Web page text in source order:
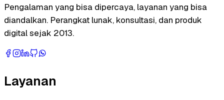
Pengalaman yang bisa dipercaya, layanan yang bisa
diandalkan. Perangkat lunak, konsultasi, dan produk
digital sejak 2013.
Layanan